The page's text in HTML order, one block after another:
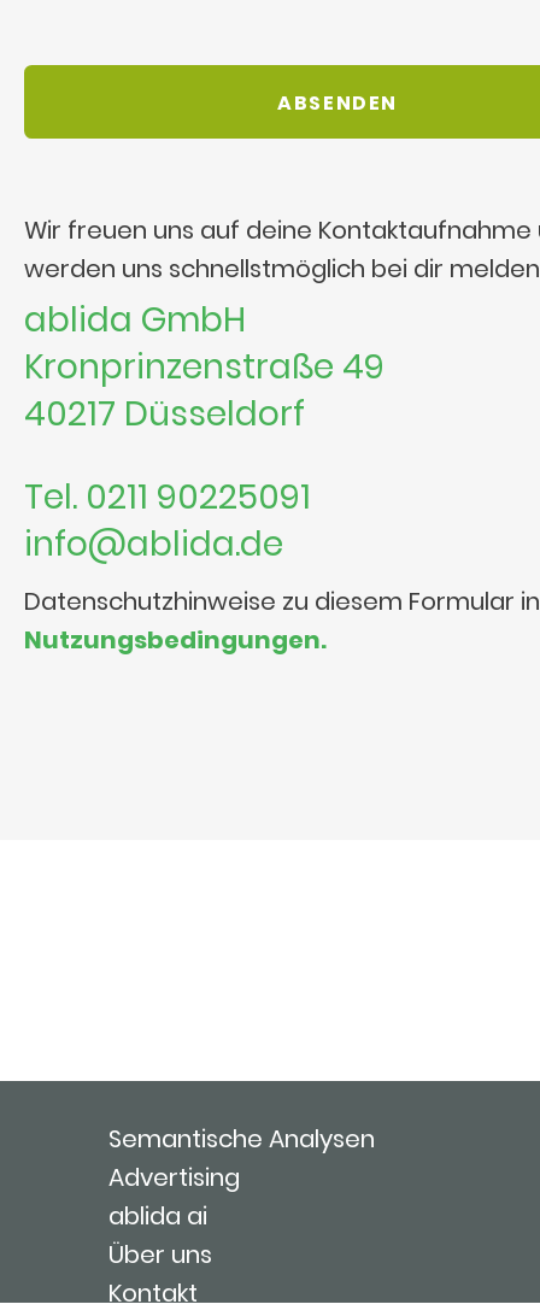
Wir freuen uns auf deine Kontaktaufnahme
werden uns schnellstmöglich bei dir
ablida GmbH
Kronprinzenstraße 49
40217 Düsseldorf
Tel. 0211 90225091
info@ablida.de
Datenschutzhinweise zu diesem Formular
Nutzungsbedingungen.
Semantische Analysen
Advertising
ablida ai
Über uns
Kontakt